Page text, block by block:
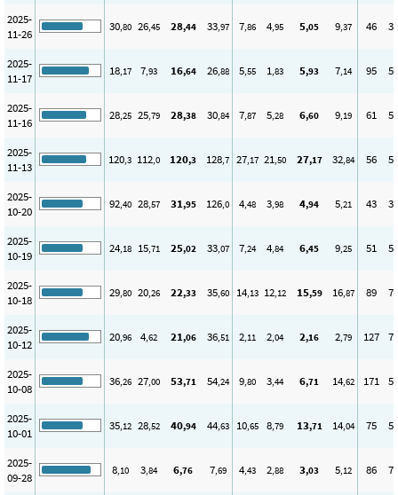
2025-
11-26
30,80 26,45 28,44 33,97 7,86 4,95 5,05 9,37 46 38
2025-
11-17
18,17 7,93 16,64 26,88 5,55 1,83 5,93 7,14 95 57
2025-
11-16
28,25 25,79 28,38 30,84 7,87 5,28 6,60 9,19 61 55
2025-
11-13
120,3 112,0 120,3 128,7 27,17 21,50 27,17 32,84 56 52
2025-
10-20
92,40 28,57 31,95 126,0 4,48 3,98 4,94 5,21 43 39
2025-
10-19
24,18 15,71 25,02 33,07 7,24 4,84 6,45 9,25 51 50
2025-
10-18
29,80 20,26 22,33 35,60 14,13 12,12 15,59 16,87 89 77
2025-
10-12
20,96 4,62 21,06 36,51 2,11 2,04 2,16 2,79 127 78
2025-
10-08
36,26 27,00 53,71 54,24 9,80 3,44 6,71 14,62 171 59
2025-
10-01
35,12 28,52 40,94 44,63 10,65 8,79 13,71 14,04 75 59
2025-
09-28
8,10 3,84 6,76 7,69 4,43 2,88 3,03 5,12 86 73